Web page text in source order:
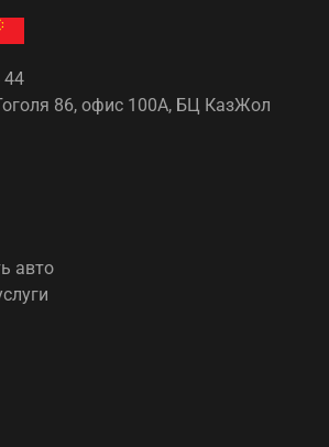
44
86, офис 100А, БЦ КазЖол
авто